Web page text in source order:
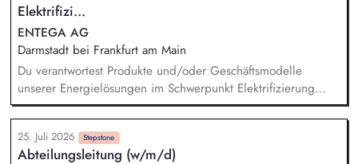
Elektrifizi...
ENTEGA AG
Darmstadt bei Frankfurt am Main
Du verantwortest Produkte und/oder Geschäftsmodelle
unserer Energielösungen im Schwerpunkt Elektrifizierung
oder Wärmetransformation und entwickelst sie von der
Marktanforderung bis zur Einführung und Skalierung weiter.
Du steuerst den wirtschaftlichen und marktseitigen Erfolg
deiner Produkte anhand relevanter Kennzahlen wie Umsatz,
25. Juli 2026 Stepstone
Abteilungsleitung (w/m/d)